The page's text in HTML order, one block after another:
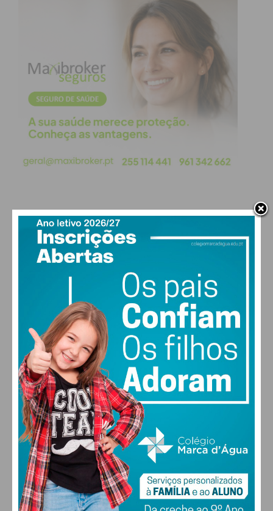
PAÇOS DE FERREIRA
27°
vento: 4m/s O
MAX 27 • MIN 27
27°
SÁB
26
DOM
29°
SEG TER
FARMACIAS DE SERVIÇO EM PAÇOS DE
FERREIRA